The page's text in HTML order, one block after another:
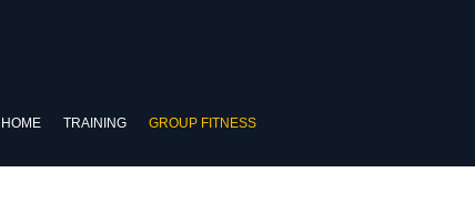
HOME TRAINING GROUP FITNESS